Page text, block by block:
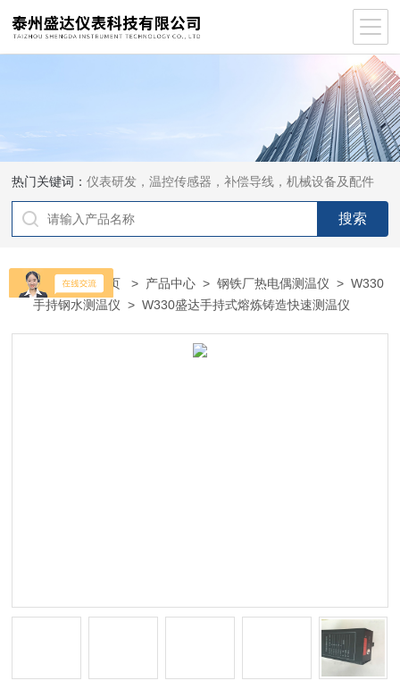
热门关键词：仪表研发，温控传感器，补偿导线，机械设备及配件
当前位置：首页 > 产品中心 >钢铁厂热电偶测温仪 >W330
手持钢水测温仪 > W330盛达手持式熔炼铸造快速测温仪